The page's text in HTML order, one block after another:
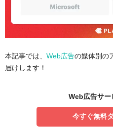
本記事では、 Web広告の媒体別の
届けします！
Web広告サー
今すぐ無料